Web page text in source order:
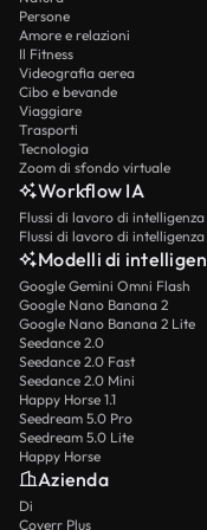
Persone
Amore e relazioni
Il Fitness
Videografia aerea
Cibo e bevande
Viaggiare
Trasporti
Tecnologia
Zoom di sfondo virtuale
Workflow IA
Flussi di lavoro di
Modelli di
Google Gemini Omni Flash
Google Nano Banana 2
Google Nano Banana 2 Lite
Seedance 2.0
Seedance 2.0 Fast
Seedance 2.0 Mini
Happy Horse 1.1
Seedream 5.0 Pro
Seedream 5.0 Lite
Happy Horse
Azienda
Di
Coverr Plus